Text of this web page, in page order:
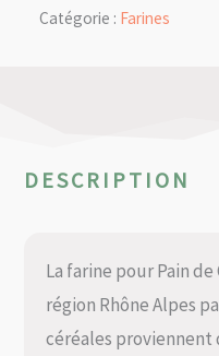
Catégorie : Farines
DESCRIPTION
La farine pour Pain
région Rhône Alpes
céréales